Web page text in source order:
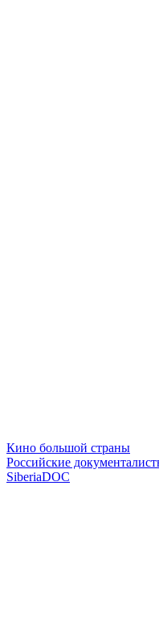
Кино большой страны
Российские
SiberiaDOC